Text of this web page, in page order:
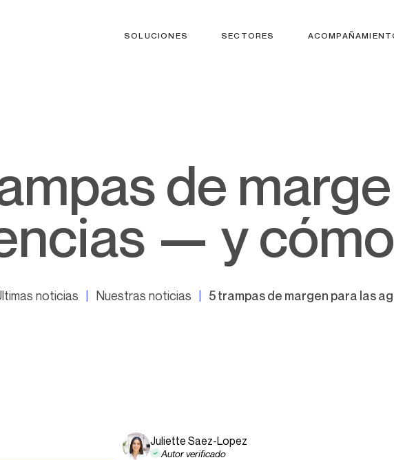
SOLUCIONES SECTORES
— y
noticias Nuestras noticias 5 trampas de margen para las
Juliette Saez-Lopez
Autor verificado